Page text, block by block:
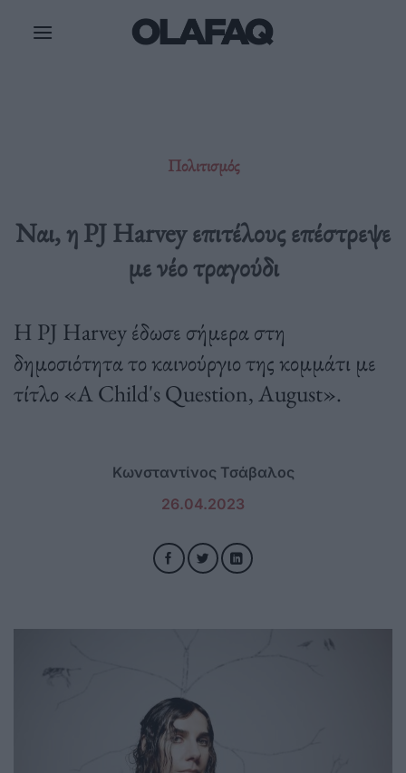
Πολιτισμός
Ναι, η PJ Harvey επιτέλους επέστρεψε
με νέο τραγούδι
Η PJ Harvey έδωσε σήμερα στη
δημοσιότητα το καινούργιο της κομμάτι με
τίτλο «A Child's Question, August».
Κωνσταντίνος Τσάβαλος
26.04.2023